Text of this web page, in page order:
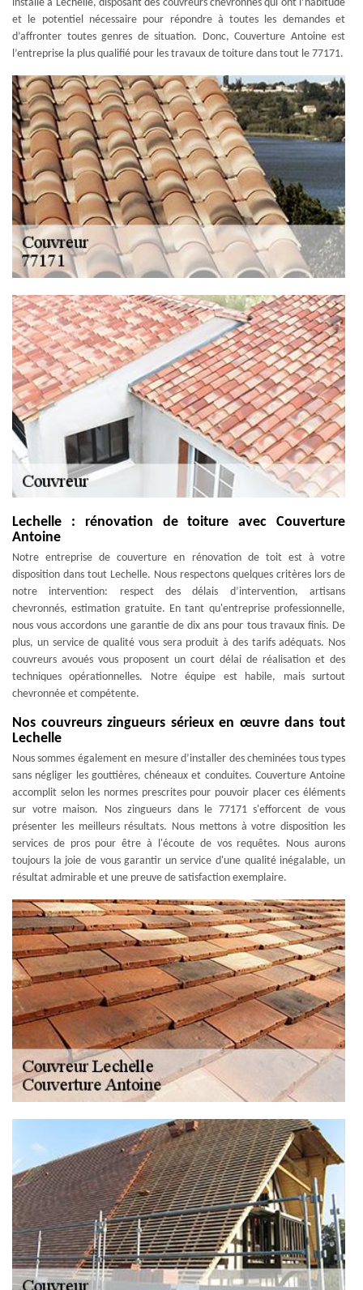
installé à Lechelle, disposant des couvreurs chevronnés qui ont l’habitude
et le potentiel nécessaire pour répondre à toutes les demandes et
d’affronter toutes genres de situation. Donc, Couverture Antoine est
l’entreprise la plus qualifié pour les travaux de toiture dans tout le 77171.
Lechelle : rénovation de toiture avec Couverture
Antoine
Notre entreprise de couverture en rénovation de toit est à votre
disposition dans tout Lechelle. Nous respectons quelques critères lors de
notre intervention: respect des délais d’intervention, artisans
chevronnés, estimation gratuite. En tant qu'entreprise professionnelle,
nous vous accordons une garantie de dix ans pour tous travaux finis. De
plus, un service de qualité vous sera produit à des tarifs adéquats. Nos
couvreurs avoués vous proposent un court délai de réalisation et des
techniques opérationnelles. Notre équipe est habile, mais surtout
chevronnée et compétente.
Nos couvreurs zingueurs sérieux en œuvre dans tout
Lechelle
Nous sommes également en mesure d’installer des cheminées tous types
sans négliger les gouttières, chéneaux et conduites. Couverture Antoine
accomplit selon les normes prescrites pour pouvoir placer ces éléments
sur votre maison. Nos zingueurs dans le 77171 s'efforcent de vous
présenter les meilleurs résultats. Nous mettons à votre disposition les
services de pros pour être à l'écoute de vos requêtes. Nous aurons
toujours la joie de vous garantir un service d'une qualité inégalable, un
résultat admirable et une preuve de satisfaction exemplaire.